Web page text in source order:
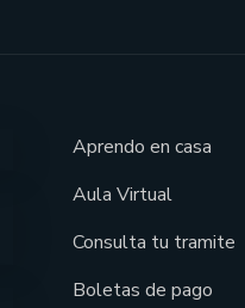
Aprendo en casa
Aula Virtual
Consulta tu tramite
Boletas de pago